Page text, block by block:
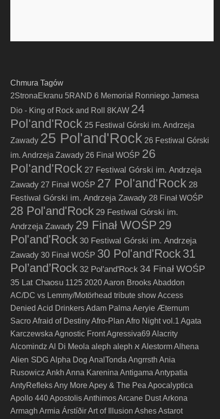
Chmura Tagów
2StronaEkranu 5RAND 6 Memoriał Ronniego Jamesa
Dio - King of Rock and Roll
8KAW 24
Pol'and'Rock 25 Festiwal Górski im. Andrzeja
Zawady 25 Pol'and'Rock 26 Festiwal Górski
im. Andrzeja Zawady 26 Finał WOŚP 26
Pol'and'Rock 27 Festiwal Górski im. Andrzeja
Zawady 27 Finał WOŚP 27 Pol'and'Rock 28
Festiwal Górski im. Andrzeja Zawady 28 Finał WOŚP
28 Pol'and'Rock 29 Festiwal Górski im.
Andrzeja Zawady 29 Finał WOŚP 29
Pol'and'Rock 30 Festiwal Górski im. Andrzeja
Zawady 30 Finał WOŚP 30 Pol'and'Rock31
Pol’and’Rock 32 Pol'and'Rock 34 Finał WOŚP
35 Lat Chaosu 1125 2020Aaron BrooksAbaddon
AC/DC vs Lemmy/Motörhead tribute showAccess
Denied Acid DrinkersAdam Palma Aeryie Æternum
SacroAfraid of DestinyAfro-Plan Afro Night vol.1 Agata
Karczewska Agnostic FrontAgressiva69 Alacrity
Alcomindz Al Di Meola aleph aleph א AlestormAlhena
Alien SDG Alpha Dog AnalTonda Angrrsth Ania
Rusowicz Ankh Anna Karenina Antigama Antypatia
AntyRefleksAny MoreApey & The Pea Apocalyptica
Apollo 440Apostolis AnthimosArcane DustArkona
Armagh Armia ÁrstíðirArt of Illusion AshesAstarot